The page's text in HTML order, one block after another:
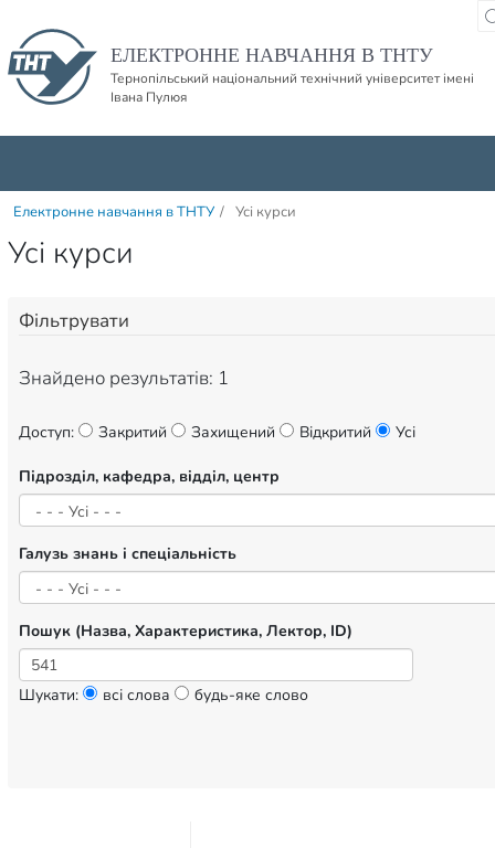
ЕЛЕКТРОННЕ НАВЧАННЯ В ТНТУ
Тернопільський національний технічний університет імені
Івана Пулюя
Електронне навчання в ТНТУ / Усі курси
Усі курси
Фільтрувати
Знайдено результатів: 1
Доступ: Закритий Захищений Відкритий Усі
Підрозділ, кафедра, відділ, центр
Галузь знань і спеціальність
Пошук (Назва, Характеристика, Лектор, ID)
Шукати: всі слова будь-яке слово